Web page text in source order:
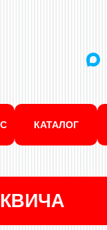
КАТАЛОГ